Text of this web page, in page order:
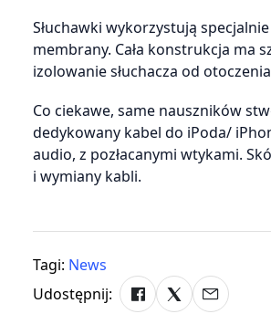
Słuchawki wykorzystują
membrany. Cała konstrukcja ma
izolowanie słuchacza od
Co ciekawe, same nauszników
dedykowany kabel do iPoda/
audio, z pozłacanymi wtykami.
i wymiany kabli.
Tagi: News
Udostępnij: